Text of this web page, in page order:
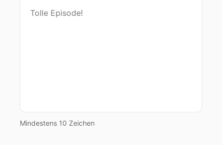
Mindestens 10 Zeichen